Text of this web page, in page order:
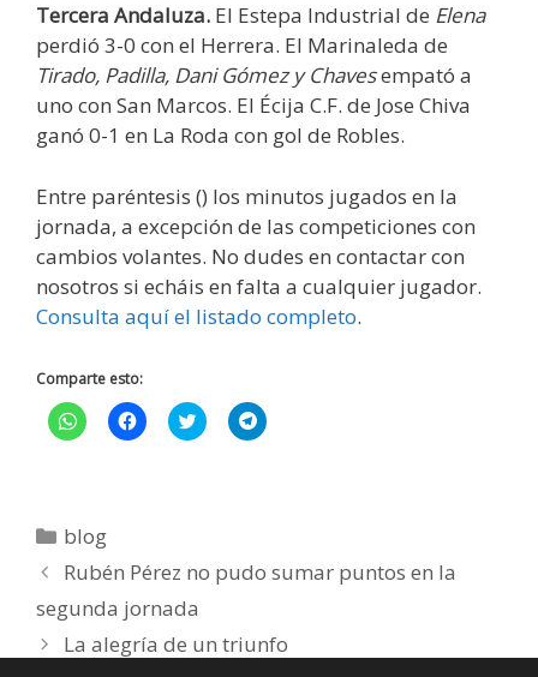
Tercera Andaluza. El Estepa Industrial de Elena
perdió 3-0 con el Herrera. El Marinaleda de
Tirado, Padilla, Dani Gómez y Chavesempató a
uno con San Marcos. El Écija C.F. de Jose Chiva
ganó 0-1 en La Roda con gol de Robles.
Entre paréntesis () los minutos jugados en la
jornada, a excepción de las competiciones con
cambios volantes. No dudes en contactar con
nosotros si echáis en falta a cualquier jugador.
Consulta aquí el listado completo.
Comparte esto:
H
a
p
a
a
o
m
p
a
H
a
a
o
m
p
a
H
a
a
p
a
H
a
a
p
a
blog
Rubén Pérez no pudo sumar puntos en la
segunda jornada
La alegría de un triunfo